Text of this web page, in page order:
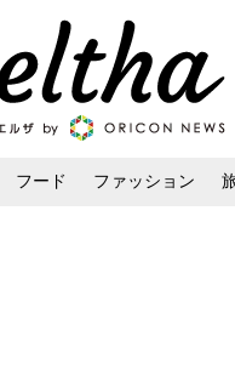
フード ファッション